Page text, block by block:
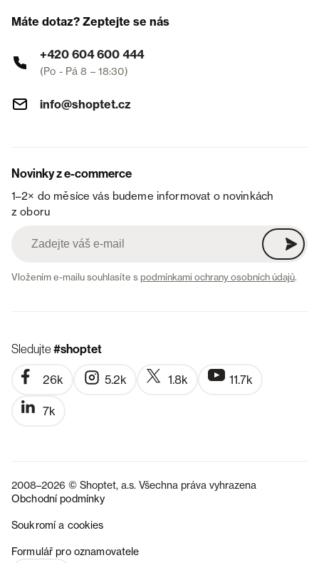
Máte dotaz? Zeptejte se nás
+420 604 600 444
(Po - Pá 8 – 18:30)
info@shoptet.cz
Novinky z e-commerce
1–2× do měsíce vás budeme informovat o novinkách
z oboru
Vložením e-mailu souhlasíte spodmínkami ochrany osobních údajů.
Sledujte#shoptet
26k 5.2k 1.8k 11.7k
7k
2008–2026 © Shoptet, a.s. Všechna práva vyhrazena
Obchodní podmínky
Soukromí a cookies
Formulář pro oznamovatele